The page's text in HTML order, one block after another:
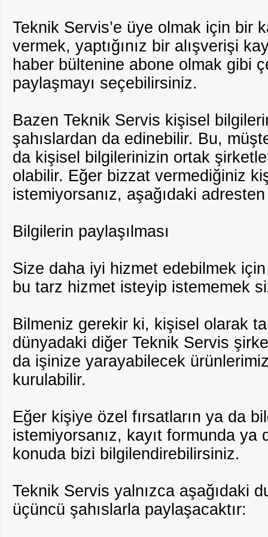
Teknik Servis’e üye olmak için bir
vermek, yaptığınız bir alışverişi
haber bültenine abone olmak gibi
paylaşmayı seçebilirsiniz.
Bazen Teknik Servis kişisel
şahıslardan da edinebilir. Bu,
da kişisel bilgilerinizin ortak
olabilir. Eğer bizzat vermediğiniz
istemiyorsanız, aşağıdaki
Bilgilerin paylaşılması
Size daha iyi hizmet edebilmek
bu tarz hizmet isteyip istememek
Bilmeniz gerekir ki, kişisel olarak
dünyadaki diğer Teknik Servis
da işinize yarayabilecek
kurulabilir.
Eğer kişiye özel fırsatların ya da
istemiyorsanız, kayıt formunda
konuda bizi bilgilendirebilirsiniz.
Teknik Servis yalnızca aşağıdaki
üçüncü şahıslarla paylaşacaktır: